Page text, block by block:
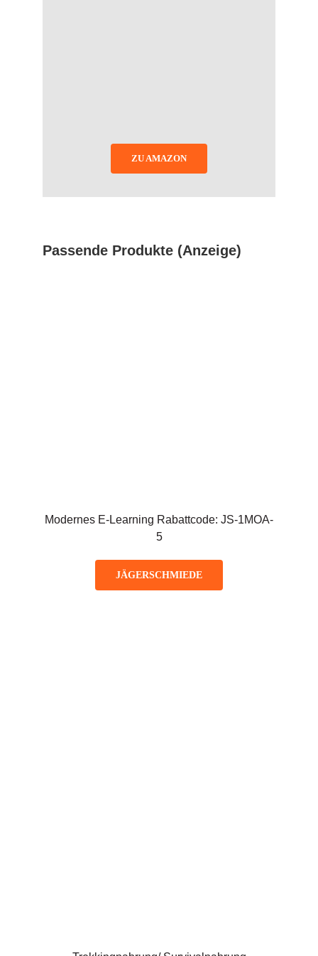
ZU AMAZON
Passende Produkte (Anzeige)
Modernes E-Learning Rabattcode: JS-1MOA-
5
JÄGERSCHMIEDE